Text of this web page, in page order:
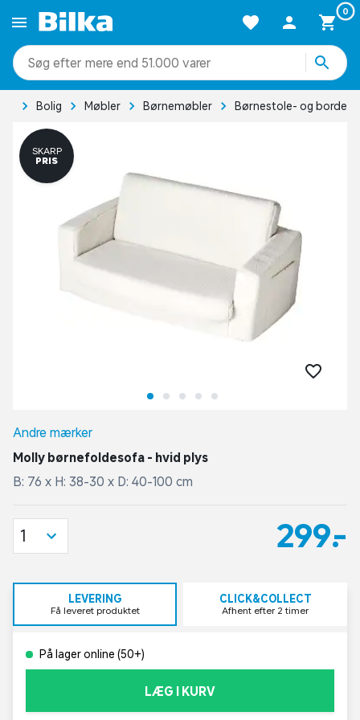
0
mere end 51.000 varer
Bolig Møbler Børnemøbler Børnestole- og borde
SKARP
PRIS
Andre mærker
Molly børnefoldesofa - hvid plys
B: 76 x H: 38-30 x D: 40-100 cm
299,-
1
LEVERING
Få leveret produktet
CLICK&COLLECT
Afhent efter 2 timer
På lager online (50+)
LÆG I KURV